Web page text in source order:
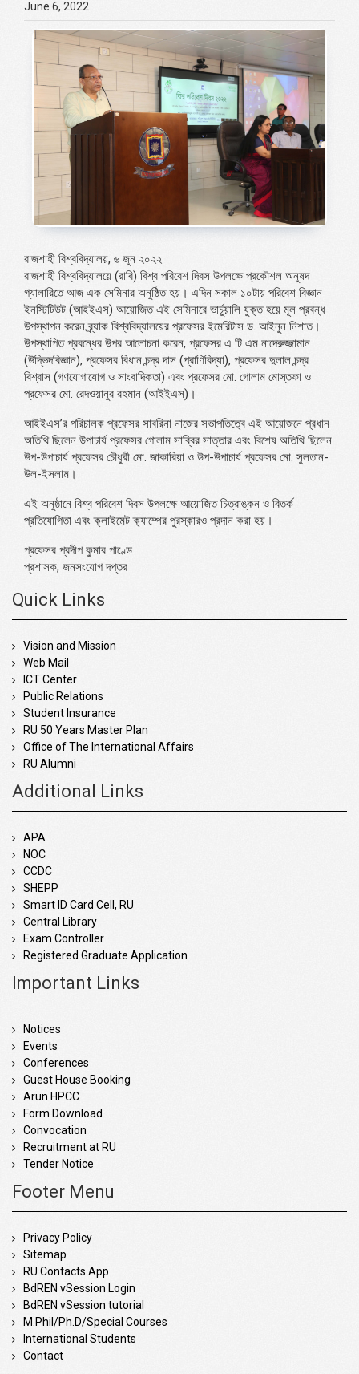
June 6, 2022
রাজশাহী বিশ্ববিদ্যালয়, ৬ জুন ২০২২
রাজশাহী বিশ্ববিদ্যালয়ে (রাবি) বিশ্ব পরিবেশ দিবস উপলক্ষে প্রকৌশল অনুষদ
গ্যালারিতে আজ এক সেমিনার অনুষ্ঠিত হয়। এদিন সকাল ১০টায় পরিবেশ বিজ্ঞান
ইনস্টিটিউট (আইইএস) আয়োজিত এই সেমিনারে ভার্চুয়ালি যুক্ত হয়ে মূল প্রবন্ধ
উপস্থাপন করেন ব্র্যাক বিশ্ববিদ্যালয়ের প্রফেসর ইমেরিটাস ড. আইনুন নিশাত।
উপস্থাপিত প্রবন্ধের উপর আলোচনা করেন, প্রফেসর এ টি এম নাদেরুজ্জামান
(উদ্ভিদবিজ্ঞান), প্রফেসর বিধান চন্দ্র দাস (প্রাণিবিদ্যা), প্রফেসর দুলাল চন্দ্র
বিশ্বাস (গণযোগাযোগ ও সাংবাদিকতা) এবং প্রফেসর মো. গোলাম মোস্তফা ও
প্রফেসর মো. রেদওয়ানুর রহমান (আইইএস)।
আইইএস’র পরিচালক প্রফেসর সাবরিনা নাজের সভাপতিত্বে এই আয়োজনে প্রধান
অতিথি ছিলেন উপাচার্য প্রফেসর গোলাম সাব্বির সাত্তার এবং বিশেষ অতিথি ছিলেন
উপ-উপাচার্য প্রফেসর চৌধুরী মো. জাকারিয়া ও উপ-উপাচার্য প্রফেসর মো. সুলতান-
উল-ইসলাম।
এই অনুষ্ঠানে বিশ্ব পরিবেশ দিবস উপলক্ষে আয়োজিত চিত্রাঙ্কন ও বিতর্ক
প্রতিযোগিতা এবং ক্লাইমেট ক্যাম্পের পুরস্কারও প্রদান করা হয়।
প্রফেসর প্রদীপ কুমার পাণ্ডে
প্রশাসক, জনসংযোগ দপ্তর
Quick Links
Vision and Mission
Web Mail
ICT Center
Public Relations
Student Insurance
RU 50 Years Master Plan
Office of The International Affairs
RU Alumni
Additional Links
APA
NOC
CCDC
SHEPP
Smart ID Card Cell, RU
Central Library
Exam Controller
Registered Graduate Application
Important Links
Notices
Events
Conferences
Guest House Booking
Arun HPCC
Form Download
Convocation
Recruitment at RU
Tender Notice
Footer Menu
Privacy Policy
Sitemap
RU Contacts App
BdREN vSession Login
BdREN vSession tutorial
M.Phil/Ph.D/Special Courses
International Students
Contact